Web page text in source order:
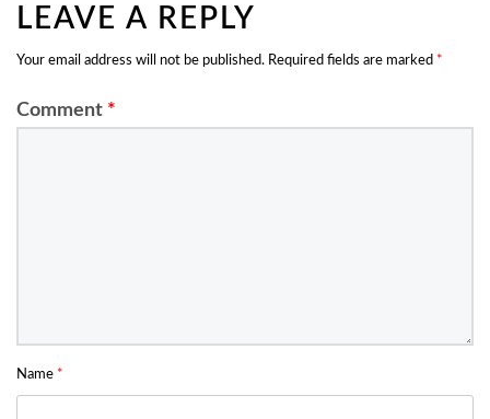
LEAVE A REPLY
Your email address will not be published. Required fields are marked *
Comment *
Name *